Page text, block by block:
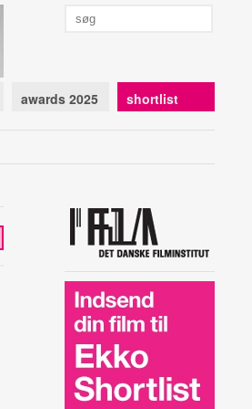
awards 2025 shortlist